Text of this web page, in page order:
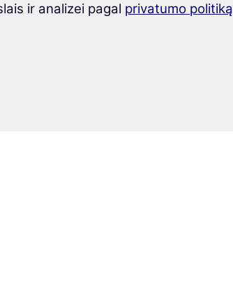
ir analizei pagal privatumo politiką